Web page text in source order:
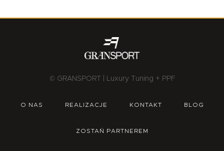
© GRANSPORT | Luxury Tuning + PPF
O NAS REALIZACJE KONTAKT BLOG
ZOSTAŃ PARTNEREM